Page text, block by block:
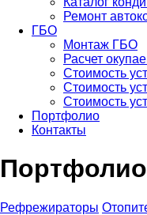
Ремонт
ГБО
Монтаж ГБО
Расчет
Стоимость
Стоимость
Стоимость
Портфолио
Контакты
Портфолио
Рефрежираторы